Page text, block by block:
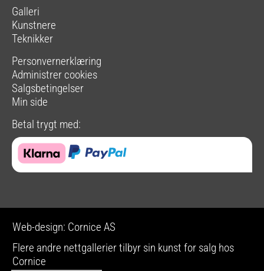
Galleri
Kunstnere
Teknikker
Personvernerklæring
Administrer cookies
Salgsbetingelser
Min side
Betal trygt med:
Web-design: Cornice AS
Flere andre nettgallerier tilbyr sin kunst for salg hos
Cornice